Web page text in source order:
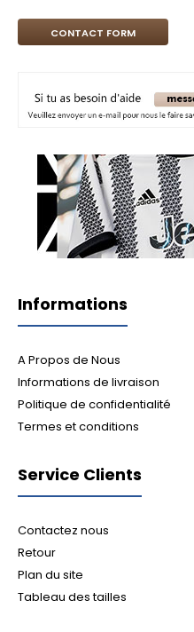
CONTACT FORM
Informations
A Propos de Nous
Informations de livraison
Politique de confidentialité
Termes et conditions
Service Clients
Contactez nous
Retour
Plan du site
Tableau des tailles